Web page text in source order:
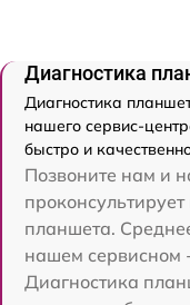
Диагностика
Диагностика
нашего сервис-
быстро и
Позвоните нам и
проконсультирует
планшета.
нашем сервисном
Диагностика